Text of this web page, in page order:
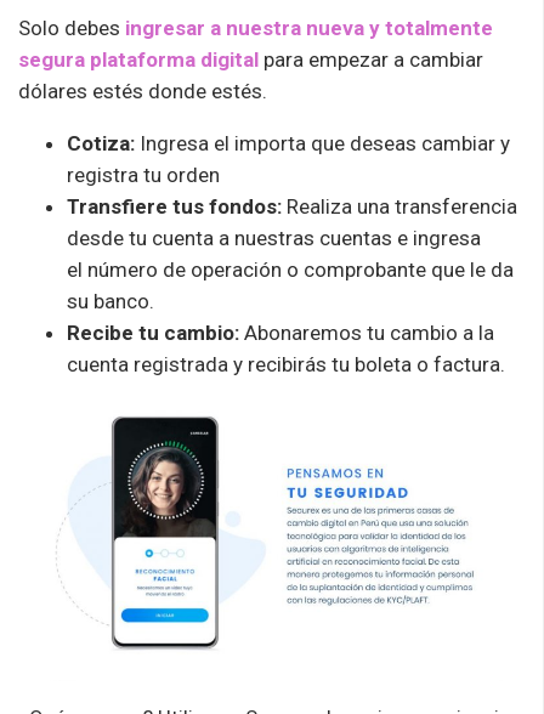
Solo debes ingresar a nuestra nueva y totalmente
segura plataforma digital para empezar a cambiar
dólares estés donde estés.
Cotiza: Ingresa el importa que deseas cambiar y
registra tu orden
Transfiere tus fondos: Realiza una transferencia
desde tu cuenta a nuestras cuentas e ingresa
el número de operación o comprobante que le da
su banco.
Recibe tu cambio: Abonaremos tu cambio a la
cuenta registrada y recibirás tu boleta o factura.